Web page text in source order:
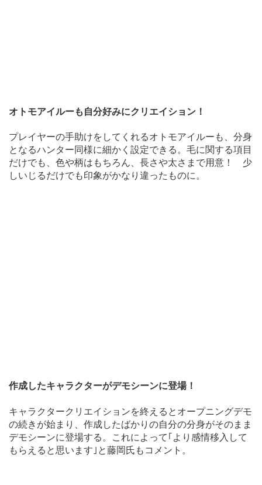
オトモアイルーも自分好みにクリエイション！
プレイヤーの手助けをしてくれるオトモアイルーも、分身
となるハンター同様に細かく設定できる。毛に関する項目
だけでも、色や柄はもちろん、長さや太さまで用意！ 少
しいじるだけでも印象がかなり違ったものに。
作成したキャラクターがデモシーンに登場！
キャラクタークリエイションを終えるとオープニングデモ
の続きが始まり、作成したばかりの自分の分身がそのまま
デモシーンに登場する。これによって｢より感情移入して
もらえると思います｣と藤岡氏もコメント。